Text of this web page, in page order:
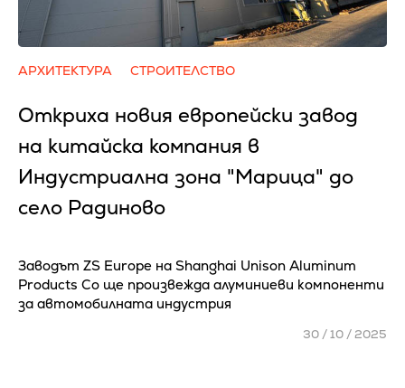
АРХИТЕКТУРА СТРОИТЕЛСТВО
Откриха новия европейски завод
на китайска компания в
Индустриална зона "Марица" до
село Радиново
Заводът ZS Europe на Shanghai Unison Aluminum
Products Co ще произвежда алуминиеви компоненти
за автомобилната индустрия
30 / 10 / 2025